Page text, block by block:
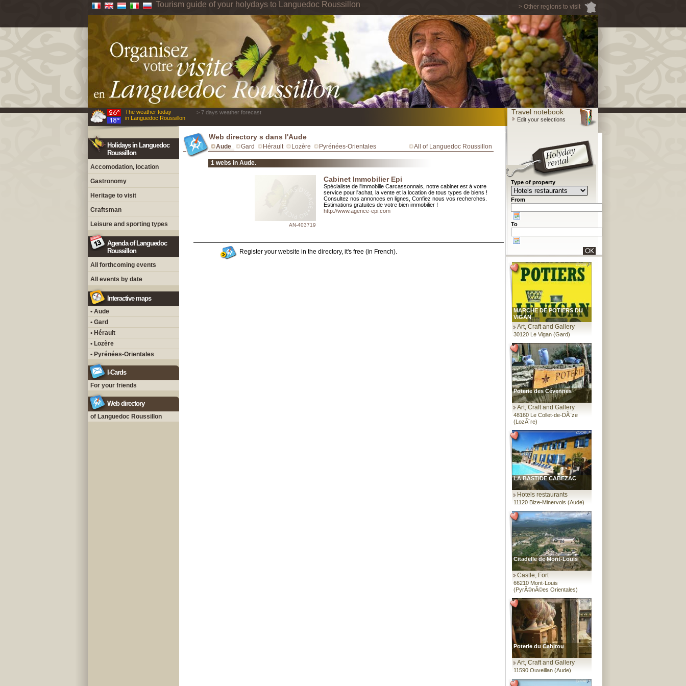
> Other regions to visit
Tourism guide of your holydays to Languedoc Roussillon
The weather today
in Languedoc Roussillon
> 7 days weather forecast Travel notebook
Edit your selections
Holidays in Languedoc
Roussillon
Accomodation, location
Gastronomy
Heritage to visit
Craftsman
Leisure and sporting types
Agenda of Languedoc
Roussillon
All forthcoming events
All events by date
Interactive maps
• Aude
• Gard
• Hérault
• Lozère
• Pyrénées-Orientales
I-Cards
For your friends
Web directory
of Languedoc Roussillon
Web directory s dans l'Aude
Aude Gard Hérault Lozère Pyrénées-Orientales All of Languedoc Roussillon
1 webs in Aude.
AN-403719
Cabinet Immobilier Epi
Spécialiste de l'immobilie Carcassonnais, notre cabinet est à votre
service pour l'achat, la vente et la location de tous types de biens !
Consultez nos annonces en lignes, Confiez nous vos recherches.
Estimations gratuites de votre bien immobilier !
http://www.agence-epi.com
Register your website in the directory, it's free (in French).
Type of property
From
To
MARCHE DE POTIERS DU
VIGAN
Art, Craft and Gallery
30120 Le Vigan (Gard)
Poterie des Cévennes
Art, Craft and Gallery
48160 Le Collet-de-DÃ¨ze
(LozÃ¨re)
LA BASTIDE CABEZAC
Hotels restaurants
11120 Bize-Minervois (Aude)
Citadelle de Mont-Louis
Castle, Fort
66210 Mont-Louis
(PyrÃ©nÃ©es Orientales)
Poterie du Cabirou
Art, Craft and Gallery
11590 Ouveillan (Aude)